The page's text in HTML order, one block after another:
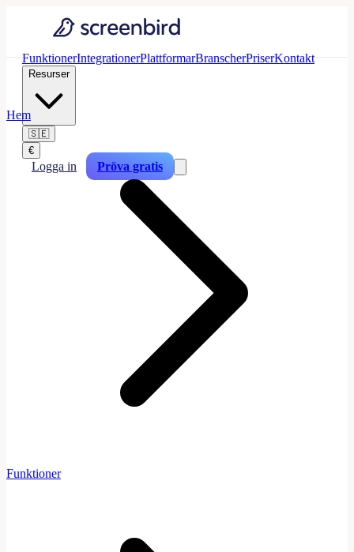
FunktionerIntegrationerPlattformarBranscherPriserKontakt
Resurser
🇸🇪
€
Logga in Pröva gratis
Hem
Funktioner